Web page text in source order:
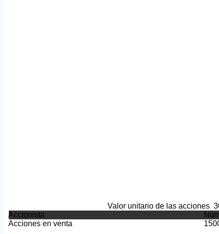
Valor unitario de las acciones
Accionista
Acciones en venta